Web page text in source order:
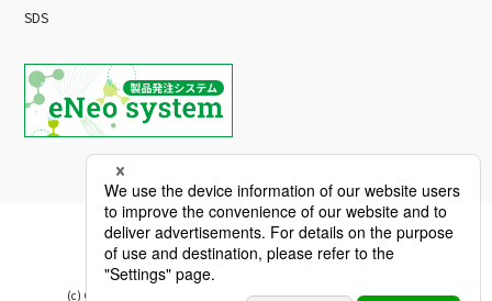
SDS
(c) Copyright Nippon Chemical Industrial CO., LTD. All Rights reserved.